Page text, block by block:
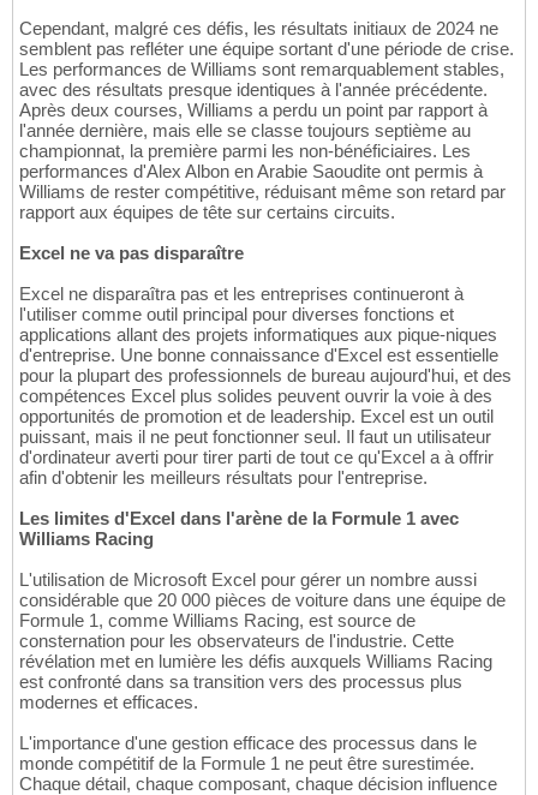
Cependant, malgré ces défis, les résultats initiaux de 2024 ne
semblent pas refléter une équipe sortant d'une période de crise.
Les performances de Williams sont remarquablement stables,
avec des résultats presque identiques à l'année précédente.
Après deux courses, Williams a perdu un point par rapport à
l'année dernière, mais elle se classe toujours septième au
championnat, la première parmi les non-bénéficiaires. Les
performances d'Alex Albon en Arabie Saoudite ont permis à
Williams de rester compétitive, réduisant même son retard par
rapport aux équipes de tête sur certains circuits.
Excel ne va pas disparaître
Excel ne disparaîtra pas et les entreprises continueront à
l'utiliser comme outil principal pour diverses fonctions et
applications allant des projets informatiques aux pique-niques
d'entreprise. Une bonne connaissance d'Excel est essentielle
pour la plupart des professionnels de bureau aujourd'hui, et des
compétences Excel plus solides peuvent ouvrir la voie à des
opportunités de promotion et de leadership. Excel est un outil
puissant, mais il ne peut fonctionner seul. Il faut un utilisateur
d'ordinateur averti pour tirer parti de tout ce qu'Excel a à offrir
afin d'obtenir les meilleurs résultats pour l'entreprise.
Les limites d'Excel dans l'arène de la Formule 1 avec
Williams Racing
L'utilisation de Microsoft Excel pour gérer un nombre aussi
considérable que 20 000 pièces de voiture dans une équipe de
Formule 1, comme Williams Racing, est source de
consternation pour les observateurs de l'industrie. Cette
révélation met en lumière les défis auxquels Williams Racing
est confronté dans sa transition vers des processus plus
modernes et efficaces.
L'importance d'une gestion efficace des processus dans le
monde compétitif de la Formule 1 ne peut être surestimée.
Chaque détail, chaque composant, chaque décision influence